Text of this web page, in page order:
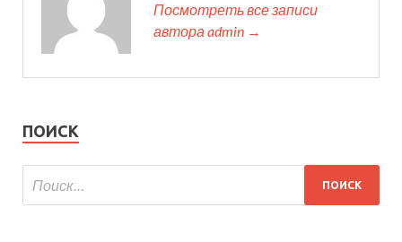
Посмотреть все записи
автора admin →
ПОИСК